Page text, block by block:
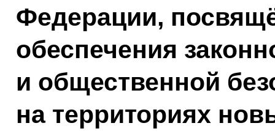
Федерации,
обеспечения
и общественной
на территориях